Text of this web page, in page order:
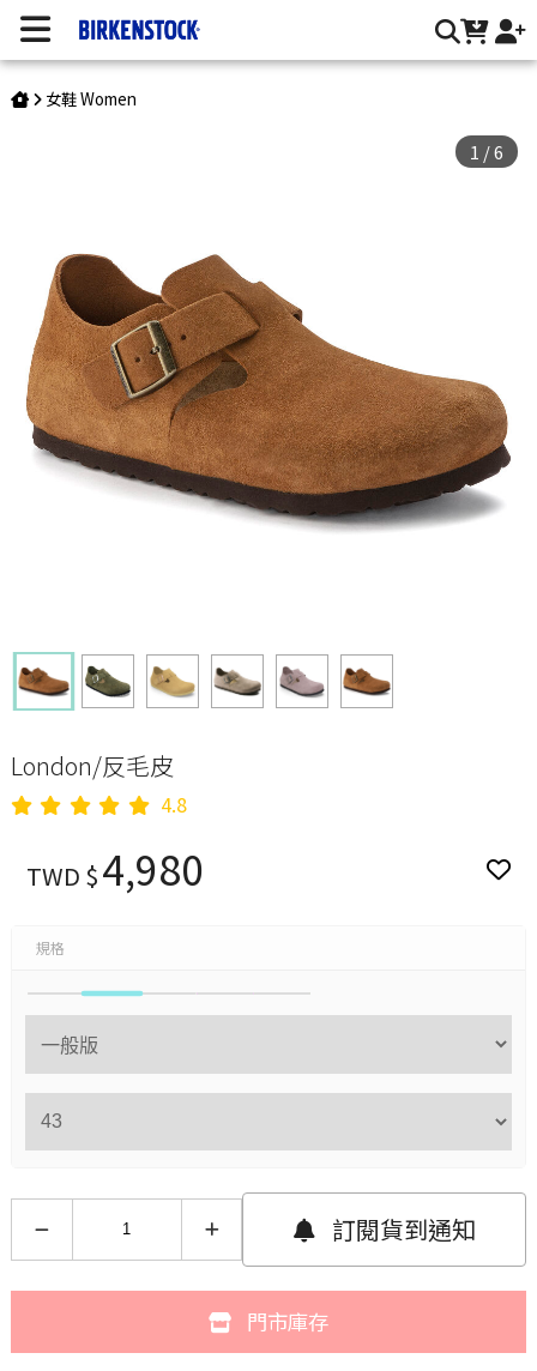
London/反毛皮 | 台灣勃肯官方網站
女鞋 Women
1 /6
London/反毛皮
4.8
TWD $4,980
規格
訂閱貨到通知
門市庫存